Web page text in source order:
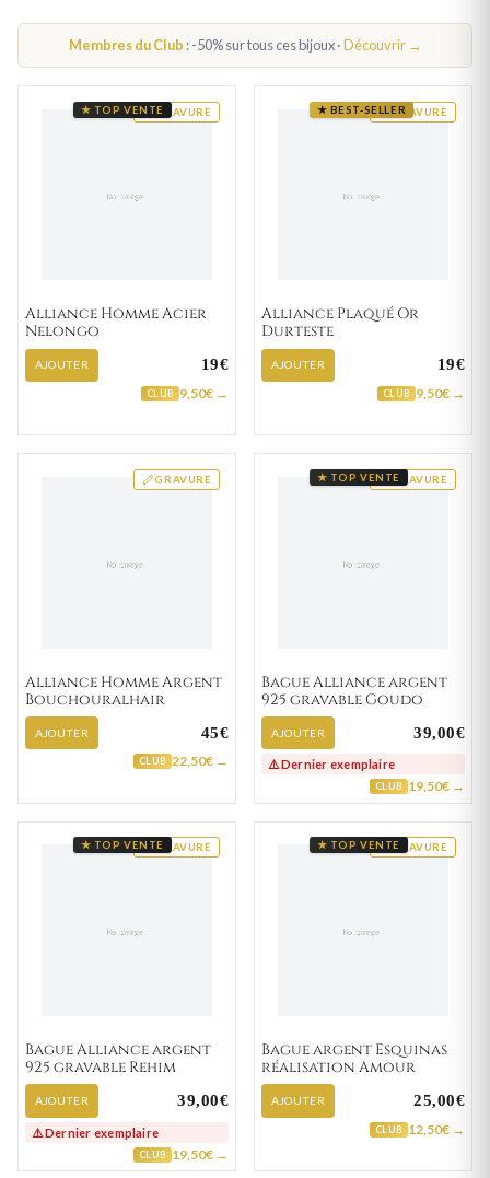
ALLIANCE OR ROSE FEMME
ALLIANCE DIAMANT FEMME
Membres du Club : -50% sur tous ces bijoux ·Découvrir →
GRAVURE
★ TOP VENTE
Alliance Homme Acier
Nelongo
AJOUTER 19€
CLUB 9,50€ →
GRAVURE
★ BEST-SELLER
Alliance Plaqué Or
Durteste
AJOUTER 19€
CLUB 9,50€ →
GRAVURE
Alliance Homme Argent
Bouchouralhair
AJOUTER 45€
CLUB 22,50€ →
GRAVURE
★ TOP VENTE
Bague Alliance argent
925 gravable Goudo
AJOUTER 39,00€
⚠️ Dernier exemplaire
CLUB 19,50€ →
GRAVURE
★ TOP VENTE
Bague Alliance argent
925 gravable Rehim
AJOUTER 39,00€
⚠️ Dernier exemplaire
CLUB 19,50€ →
GRAVURE
★ TOP VENTE
Bague argent Esquinas
réalisation Amour
AJOUTER 25,00€
CLUB 12,50€ →